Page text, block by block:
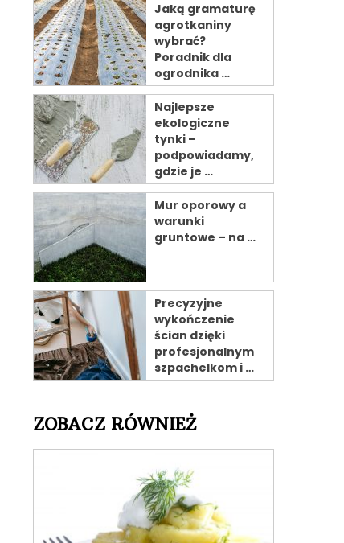
Jaką gramaturę
agrotkaniny
wybrać?
Poradnik dla
ogrodnika …
Najlepsze
ekologiczne
tynki –
podpowiadamy,
gdzie je …
Mur oporowy a
warunki
gruntowe – na …
Precyzyjne
wykończenie
ścian dzięki
profesjonalnym
szpachelkom i …
ZOBACZ RÓWNIEŻ